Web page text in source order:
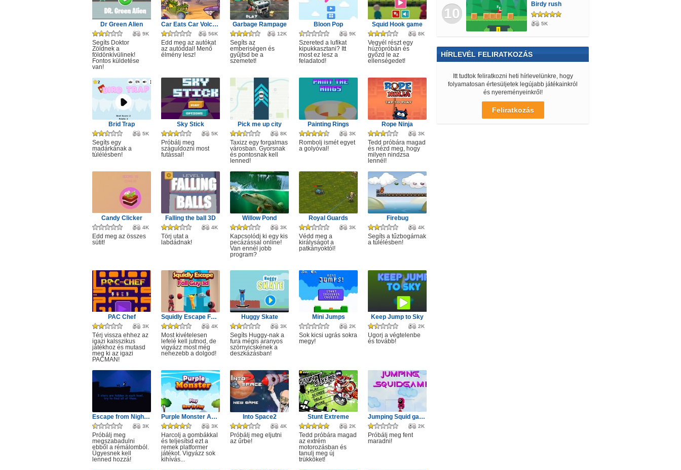
Dr Green Alien
9K
Segíts Doktor
Zöldnek a
földönkívülinek!
Fontos küldetése
van!
Car Eats Car Volcanic Adventure
56K
Edd meg az autókat
az autóddal! Menő
élmény lesz!
Garbage Rampage
12K
Segíts az
emberiségen és
gyűjtsd be a
szemetet!
Bloon Pop
9K
Szereted a lufikat
kipukkasztani? Itt
most ez lesz a
feladatod!
Squid Hook game
8K
Vegyél részt egy
húzópróbán és
győzd le az
ellenségedet!
Brid Trap
5K
Segíts egy
madárkának a
túlélésben!
Sky Stick
5K
Próbálj meg
száguldozni most
futással!
Pick me up city
8K
Taxizz egy forgalmas
városban. Gyorsnak
és pontosnak kell
lenned!
Painting Rings
3K
Rombolj ismét egyet
a golyóval!
Rope Ninja
3K
Tedd próbára magad
és nézd meg, hogy
milyen nindzsa
lennél!
Candy Clicker
4K
Edd meg az összes
sütit!
Falling the ball 3D
4K
Törj utat a
labdádnak!
Willow Pond
3K
Kapcsolódj ki egy kis
pecázással online!
Van ennél jobb
program?
Royal Guards
3K
Védd meg a
királyságot a
patkányoktól!
Firebug
4K
Segíts a tűzbogárnak
a túlélésben!
PAC Chef
3K
Térj vissza ehhez az
igazi kalsszikus
játékhoz és mutasd
meg ki az igazi
PACMAN!
Squidly Escape Fall Guy 3D
4K
Most kivételesen
lefelé kell jutnod, de
vigyázz most még
nehezebb a dolgod!
Huggy Skate
3K
Segíts Huggy-nak a
fura mégis aranyos
szörnyicskének a
deszkázásban!
Mini Jumps
2K
Sok kicsi ugrás sokra
megy!
Keep Jump to Sky
2K
Ugorj a végtelenbe
és tovább!
Escape from Nightmare
3K
Próbálj meg
megszabadulni
ebből a rémálomból.
Ügyesnek kell
lenned hozzá!
Purple Monster Adventure
3K
Harcolj a gombákkal
és teljesítsd ezt a
remek platformer
játékot. Vigyázz sok
kihívás...
Into Space2
4K
Próbálj meg eljutni
az űrbe!
Stunt Extreme
2K
Tedd próbára magad
az extrém
motorozásban és
tanulj meg új
trükköket!
Jumping Squid game
2K
Próbálj meg fent
maradni!
10
Birdy rush
5K
HÍRLEVÉL FELIRATKOZÁS
Itt tudtok feliratkozni heti hírlevelünkre, hogy
folyamatosan értesüljetek legújabb játékainkról
és nyereményeinkről!
Feliratkozás